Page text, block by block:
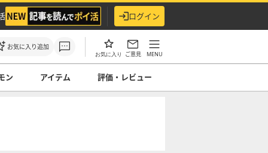
ログイン
お気に入り追加
お気に入り ご意見 MENU
ン アイテム 評価・レビュー